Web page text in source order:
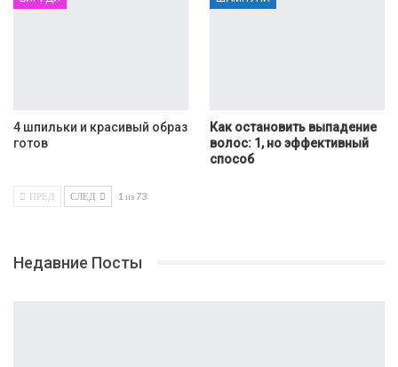
4 шпильки и красивый образ
готов
Как остановить выпадение
волос: 1, но эффективный
способ
ПРЕД СЛЕД 1 из 73
Недавние Посты